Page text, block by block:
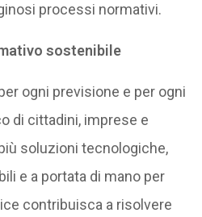
processi normativi.
sostenibile
ogni previsione e per ogni
di cittadini, imprese e
soluzioni tecnologiche,
e a portata di mano per
contribuisca a risolvere